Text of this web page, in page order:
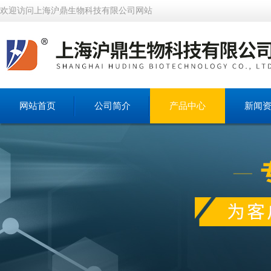
欢迎访问上海沪鼎生物科技有限公司网站
网站首页 公司简介 产品中心 新闻